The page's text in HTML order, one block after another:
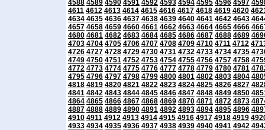
4588 4589 4590 4591 4592 4593 4594 4595 4596 4597
4611 4612 4613 4614 4615 4616 4617 4618 4619 4620
4634 4635 4636 4637 4638 4639 4640 4641 4642 4643
4657 4658 4659 4660 4661 4662 4663 4664 4665 4666
4680 4681 4682 4683 4684 4685 4686 4687 4688 4689
4703 4704 4705 4706 4707 4708 4709 4710 4711 4712
4726 4727 4728 4729 4730 4731 4732 4733 4734 4735
4749 4750 4751 4752 4753 4754 4755 4756 4757 4758
4772 4773 4774 4775 4776 4777 4778 4779 4780 4781
4795 4796 4797 4798 4799 4800 4801 4802 4803 4804
4818 4819 4820 4821 4822 4823 4824 4825 4826 4827
4841 4842 4843 4844 4845 4846 4847 4848 4849 4850
4864 4865 4866 4867 4868 4869 4870 4871 4872 4873
4887 4888 4889 4890 4891 4892 4893 4894 4895 4896
4910 4911 4912 4913 4914 4915 4916 4917 4918 4919
4933 4934 4935 4936 4937 4938 4939 4940 4941 4942